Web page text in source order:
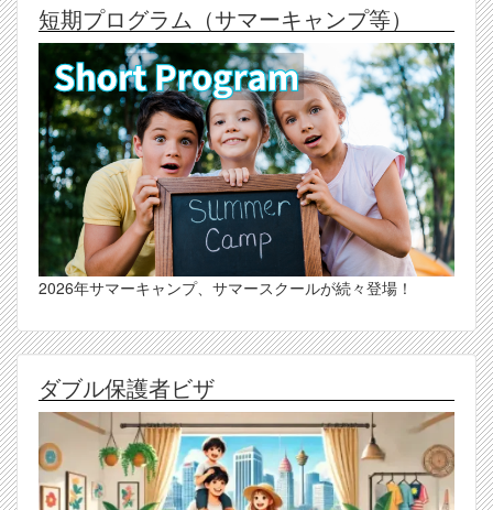
短期プログラム（サマーキャンプ等）
2026年サマーキャンプ、サマースクールが続々登場！
ダブル保護者ビザ